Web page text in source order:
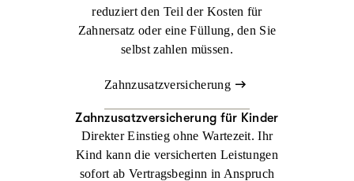
reduziert den Teil der Kosten für
Zahnersatz oder eine Füllung, den Sie
selbst zahlen müssen.
Zahnzusatzversicherung
Zahnzusatzversicherung für Kinder
Direkter Einstieg ohne Wartezeit. Ihr
Kind kann die versicherten Leistungen
sofort ab Vertragsbeginn in Anspruch